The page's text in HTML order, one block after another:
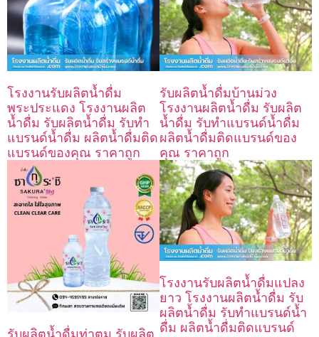
โรงงานรับผลิตน้ำดื่ม
พระประแดง โรงงานผลิต
น้ำดื่ม รับผลิตน้ำดื่ม รับทำ
แบรนด์น้ำดื่ม ผลิตน้ำดื่มติด
แบรนด์ของคุณ ราคาถูก
รับผลิตน้ำดื่มบ้านม่วง
โรงงานผลิตน้ำดื่ม รับผลิต
น้ำดื่ม รับทำแบรนด์น้ำดื่ม
ผลิตน้ำดื่มติดแบรนด์ของ
คุณ ราคาถูก
รับผลิตน้ำดื่มท่าตูม รับผลิต
โรงงานรับผลิตน้ำดื่มแปลง
ยาว โรงงานผลิตน้ำดื่ม รับ
ผลิตน้ำดื่ม รับทำแบรนด์น้ำ
ดื่ม ผลิตน้ำดื่มติดแบรนด์